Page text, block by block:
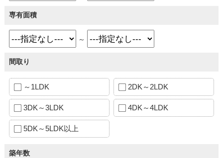
専有面積
～
間取り
～1LDK 2DK～2LDK
3DK～3LDK 4DK～4LDK
5DK～5LDK以上
築年数